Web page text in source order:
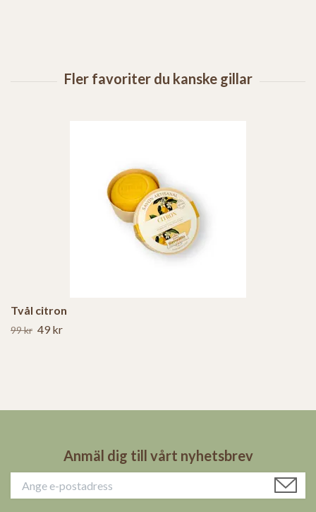
Tvål citron
99 kr 49 kr
Anmäl dig till vårt nyhetsbrev